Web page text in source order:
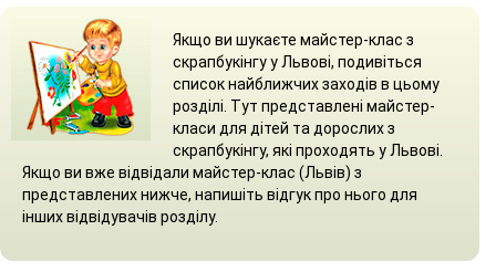
Якщо ви шукаєте майстер-клас з
скрапбукінгу у Львові, подивіться
список найближчих заходів в цьому
розділі. Тут представлені майстер-
класи для дітей та дорослих з
скрапбукінгу, які проходять у Львові.
Якщо ви вже відвідали майстер-клас (Львів) з
представлених нижче, напишіть відгук про нього для
інших відвідувачів розділу.